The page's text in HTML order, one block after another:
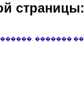
страницы: